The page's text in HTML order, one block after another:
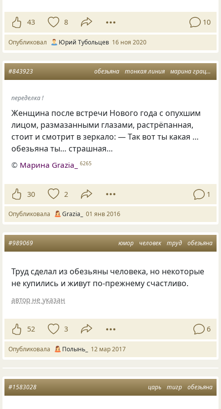
43 8 10
Опубликовал Юрий Тубольцев 16 ноя 2020
обезьяна тонкая линия марина грация
#843923
переделка !
Женщина после встречи Нового года с опухшим
лицом, размазанными глазами, растрёпанная,
стоит и смотрит в зеркало: — Так вот ты какая …
обезьяна ты… страшная…
© Марина Grazia_ 6265
30 2 1
Опубликовала Grazia_ 01 янв 2016
юмор человек труд обезьяна
#989069
Труд сделал из обезьяны человека, но некоторые
не купились и живут по-прежнему счастливо.
автор не указан
52 3 6
Опубликовала Полынь_ 12 мар 2017
царь тигр обезьяна
#1583028